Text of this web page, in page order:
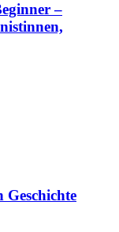
–
Geschichte